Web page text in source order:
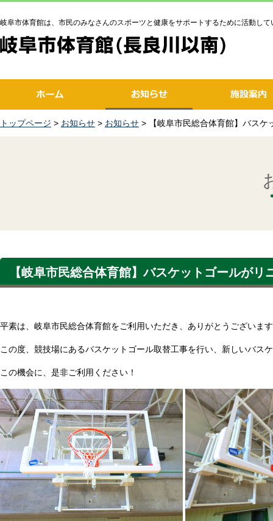
岐阜市体育館は、市民のみなさんのスポーツと健康をサポートするために活動して
トップページ > お知らせ > お知らせ > 【岐阜市民総合体育館】バスケ
【岐阜市民総合体育館】バスケットゴールがリ
平素は、岐阜市民総合体育館をご利用いただき、ありがとうございま
この度、競技場にあるバスケットゴール取替工事を行い、新しいバス
この機会に、是非ご利用ください！